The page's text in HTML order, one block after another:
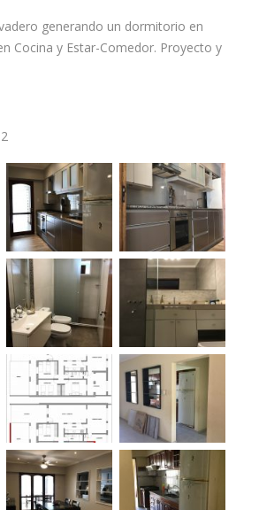
generando un dormitorio en
Cocina y Estar-Comedor. Proyecto y